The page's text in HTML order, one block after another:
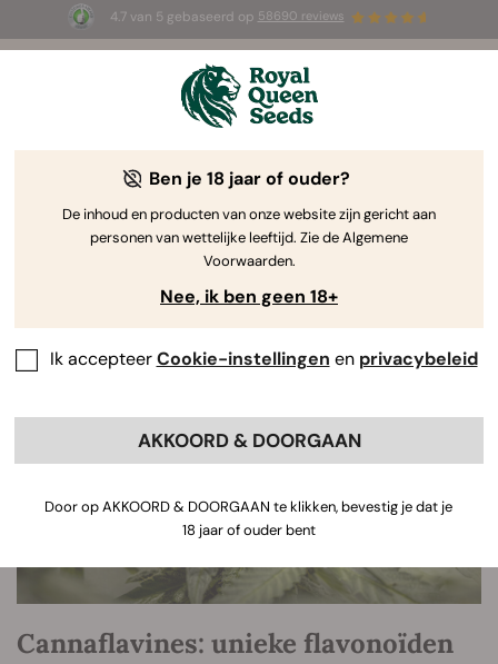
4.7 van 5 gebaseerd op 58690 reviews
3 White Widow Auto zaadjesGRATIS voor de
The RQS Blog
Cannabis Lifestyle Blogs
Cannaflavines: unieke flavonoïden
Ben je 18 jaar of ouder?
De inhoud en producten van onze website zijn gericht aan
personen van wettelijke leeftijd. Zie de Algemene
Voorwaarden.
Nee, ik ben geen 18+
Ik accepteerCookie-instellingen en privacybeleid
AKKOORD & DOORGAAN
Door op AKKOORD & DOORGAAN te klikken, bevestig je dat je
18 jaar of ouder bent